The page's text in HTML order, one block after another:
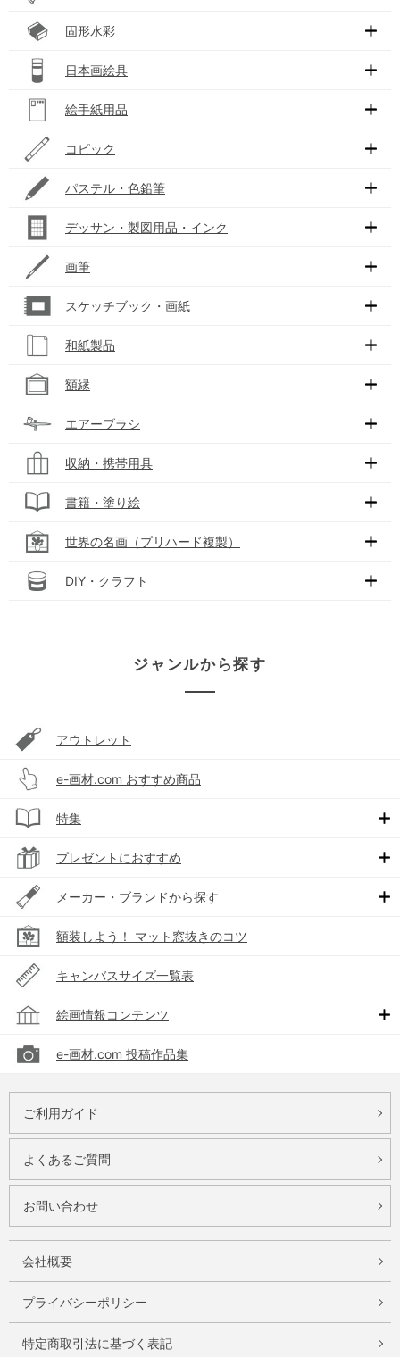
固形水彩
日本画絵具
絵手紙用品
コピック
パステル・色鉛筆
デッサン・製図用品・インク
画筆
スケッチブック・画紙
和紙製品
額縁
エアーブラシ
収納・携帯用具
書籍・塗り絵
世界の名画（プリハード複製）
DIY・クラフト
ジャンルから探す
アウトレット
e-画材.com おすすめ商品
特集
プレゼントにおすすめ
メーカー・ブランドから探す
額装しよう！ マット窓抜きのコツ
キャンバスサイズ一覧表
絵画情報コンテンツ
e-画材.com 投稿作品集
ご利用ガイド
よくあるご質問
お問い合わせ
会社概要
プライバシーポリシー
特定商取引法に基づく表記